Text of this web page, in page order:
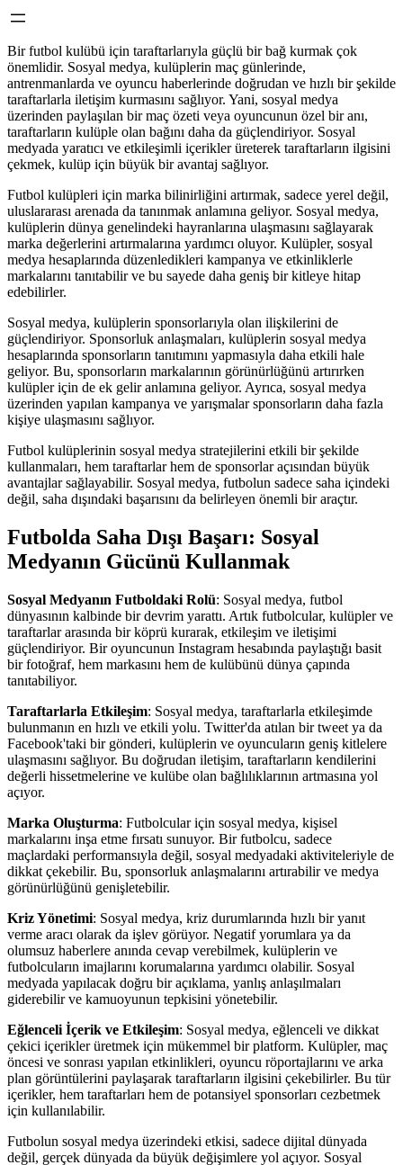
Bir futbol kulübü için taraftarlarıyla güçlü bir bağ kurmak çok
önemlidir. Sosyal medya, kulüplerin maç günlerinde,
antrenmanlarda ve oyuncu haberlerinde doğrudan ve hızlı bir şekilde
taraftarlarla iletişim kurmasını sağlıyor. Yani, sosyal medya
üzerinden paylaşılan bir maç özeti veya oyuncunun özel bir anı,
taraftarların kulüple olan bağını daha da güçlendiriyor. Sosyal
medyada yaratıcı ve etkileşimli içerikler üreterek taraftarların ilgisini
çekmek, kulüp için büyük bir avantaj sağlıyor.
Futbol kulüpleri için marka bilinirliğini artırmak, sadece yerel değil,
uluslararası arenada da tanınmak anlamına geliyor. Sosyal medya,
kulüplerin dünya genelindeki hayranlarına ulaşmasını sağlayarak
marka değerlerini artırmalarına yardımcı oluyor. Kulüpler, sosyal
medya hesaplarında düzenledikleri kampanya ve etkinliklerle
markalarını tanıtabilir ve bu sayede daha geniş bir kitleye hitap
edebilirler.
Sosyal medya, kulüplerin sponsorlarıyla olan ilişkilerini de
güçlendiriyor. Sponsorluk anlaşmaları, kulüplerin sosyal medya
hesaplarında sponsorların tanıtımını yapmasıyla daha etkili hale
geliyor. Bu, sponsorların markalarının görünürlüğünü artırırken
kulüpler için de ek gelir anlamına geliyor. Ayrıca, sosyal medya
üzerinden yapılan kampanya ve yarışmalar sponsorların daha fazla
kişiye ulaşmasını sağlıyor.
Futbol kulüplerinin sosyal medya stratejilerini etkili bir şekilde
kullanmaları, hem taraftarlar hem de sponsorlar açısından büyük
avantajlar sağlayabilir. Sosyal medya, futbolun sadece saha içindeki
değil, saha dışındaki başarısını da belirleyen önemli bir araçtır.
Futbolda Saha Dışı Başarı: Sosyal
Medyanın Gücünü Kullanmak
Sosyal Medyanın Futboldaki Rolü: Sosyal medya, futbol
dünyasının kalbinde bir devrim yarattı. Artık futbolcular, kulüpler ve
taraftarlar arasında bir köprü kurarak, etkileşim ve iletişimi
güçlendiriyor. Bir oyuncunun Instagram hesabında paylaştığı basit
bir fotoğraf, hem markasını hem de kulübünü dünya çapında
tanıtabiliyor.
Taraftarlarla Etkileşim: Sosyal medya, taraftarlarla etkileşimde
bulunmanın en hızlı ve etkili yolu. Twitter'da atılan bir tweet ya da
Facebook'taki bir gönderi, kulüplerin ve oyuncuların geniş kitlelere
ulaşmasını sağlıyor. Bu doğrudan iletişim, taraftarların kendilerini
değerli hissetmelerine ve kulübe olan bağlılıklarının artmasına yol
açıyor.
Marka Oluşturma: Futbolcular için sosyal medya, kişisel
markalarını inşa etme fırsatı sunuyor. Bir futbolcu, sadece
maçlardaki performansıyla değil, sosyal medyadaki aktiviteleriyle de
dikkat çekebilir. Bu, sponsorluk anlaşmalarını artırabilir ve medya
görünürlüğünü genişletebilir.
Kriz Yönetimi: Sosyal medya, kriz durumlarında hızlı bir yanıt
verme aracı olarak da işlev görüyor. Negatif yorumlara ya da
olumsuz haberlere anında cevap verebilmek, kulüplerin ve
futbolcuların imajlarını korumalarına yardımcı olabilir. Sosyal
medyada yapılacak doğru bir açıklama, yanlış anlaşılmaları
giderebilir ve kamuoyunun tepkisini yönetebilir.
Eğlenceli İçerik ve Etkileşim: Sosyal medya, eğlenceli ve dikkat
çekici içerikler üretmek için mükemmel bir platform. Kulüpler, maç
öncesi ve sonrası yapılan etkinlikleri, oyuncu röportajlarını ve arka
plan görüntülerini paylaşarak taraftarların ilgisini çekebilirler. Bu tür
içerikler, hem taraftarları hem de potansiyel sponsorları cezbetmek
için kullanılabilir.
Futbolun sosyal medya üzerindeki etkisi, sadece dijital dünyada
değil, gerçek dünyada da büyük değişimlere yol açıyor. Sosyal